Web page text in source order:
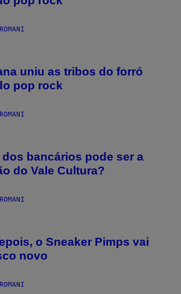
uniu as tribos do forró
pop rock
dos bancários pode ser a
do Vale Cultura?
o Sneaker Pimps vai
novo